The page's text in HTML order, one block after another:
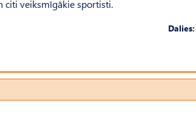
citi veiksmīgākie sportisti.
Dalies: